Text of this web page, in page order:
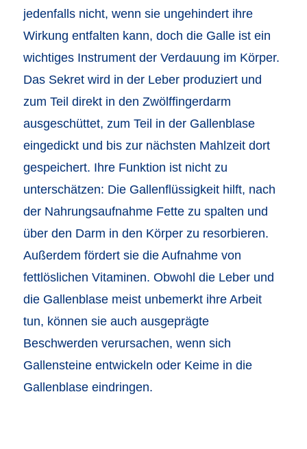
jedenfalls nicht, wenn sie ungehindert ihre
Wirkung entfalten kann, doch die Galle ist ein
wichtiges Instrument der Verdauung im Körper.
Das Sekret wird in der Leber produziert und
zum Teil direkt in den Zwölffingerdarm
ausgeschüttet, zum Teil in der Gallenblase
eingedickt und bis zur nächsten Mahlzeit dort
gespeichert. Ihre Funktion ist nicht zu
unterschätzen: Die Gallenflüssigkeit hilft, nach
der Nahrungsaufnahme Fette zu spalten und
über den Darm in den Körper zu resorbieren.
Außerdem fördert sie die Aufnahme von
fettlöslichen Vitaminen. Obwohl die Leber und
die Gallenblase meist unbemerkt ihre Arbeit
tun, können sie auch ausgeprägte
Beschwerden verursachen, wenn sich
Gallensteine entwickeln oder Keime in die
Gallenblase eindringen.